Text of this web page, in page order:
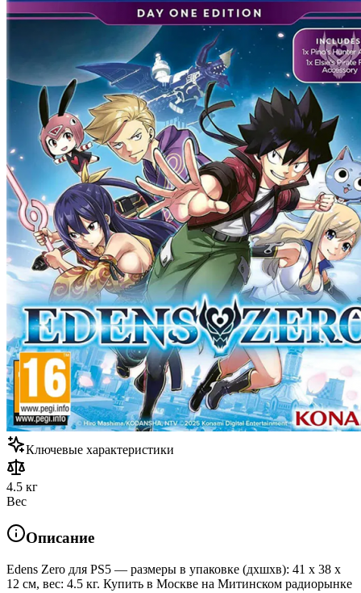
Ключевые характеристики
4.5 кг
Вес
Описание
Edens Zero для PS5 — размеры в упаковке (дхшхв): 41 x 38 x
12 см, вес: 4.5 кг. Купить в Москве на Митинском радиорынке